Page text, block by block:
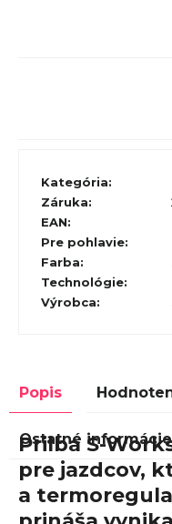
Kategória:
Záruka:
EAN:
Pre pohlavie:
Farba:
Technológie:
Výrobca:
Popis
Ostatné informácie
Prilba S-
pre jazdcov,
a